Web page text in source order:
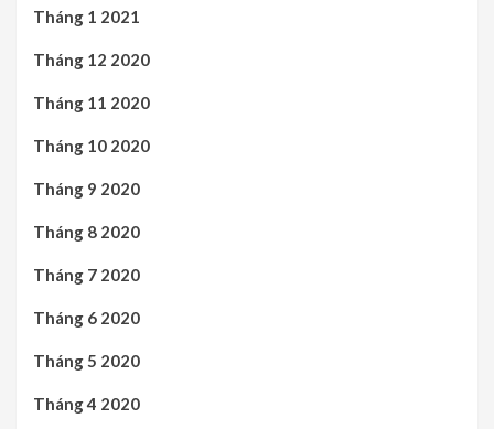
Tháng 1 2021
Tháng 12 2020
Tháng 11 2020
Tháng 10 2020
Tháng 9 2020
Tháng 8 2020
Tháng 7 2020
Tháng 6 2020
Tháng 5 2020
Tháng 4 2020